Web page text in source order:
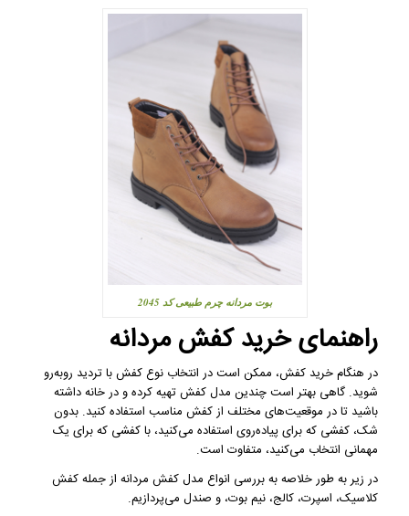
بوت مردانه چرم طبیعی کد 2045
راهنمای خرید کفش مردانه
در هنگام خرید کفش، ممکن است در انتخاب نوع کفش با تردید روبه‌رو
شوید. گاهی بهتر است چندین مدل کفش تهیه کرده و در خانه داشته
باشید تا در موقعیت‌های مختلف از کفش مناسب استفاده کنید. بدون
شک، کفشی که برای پیاده‌روی استفاده می‌کنید، با کفشی که برای یک
مهمانی انتخاب می‌کنید، متفاوت است.
در زیر به طور خلاصه به بررسی انواع مدل کفش مردانه از جمله کفش
کلاسیک، اسپرت، کالج، نیم بوت، و صندل می‌پردازیم.